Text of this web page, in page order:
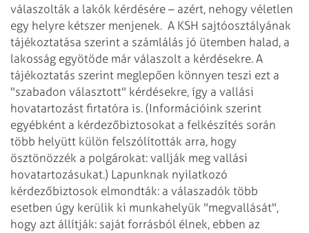
válaszolták a lakók kérdésére – azért, nehogy véletlen
egy helyre kétszer menjenek. A KSH sajtóosztályának
tájékoztatása szerint a számlálás jó ütemben halad, a
lakosság egyötöde már válaszolt a kérdésekre. A
tájékoztatás szerint meglepően könnyen teszi ezt a
"szabadon választott" kérdésekre, így a vallási
hovatartozást firtatóra is. (Információink szerint
egyébként a kérdezőbiztosokat a felkészítés során
több helyütt külön felszólították arra, hogy
ösztönözzék a polgárokat: vallják meg vallási
hovatartozásukat.) Lapunknak nyilatkozó
kérdezőbiztosok elmondták: a válaszadók több
esetben úgy kerülik ki munkahelyük "megvallását",
hogy azt állítják: saját forrásból élnek, ebben az